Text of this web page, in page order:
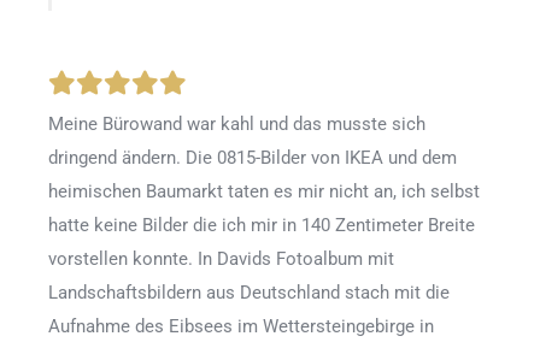
Meine Bürowand war kahl und das musste sich
dringend ändern. Die 0815-Bilder von IKEA und dem
heimischen Baumarkt taten es mir nicht an, ich selbst
hatte keine Bilder die ich mir in 140 Zentimeter Breite
vorstellen konnte. In Davids Fotoalbum mit
Landschaftsbildern aus Deutschland stach mit die
Aufnahme des Eibsees im Wettersteingebirge in